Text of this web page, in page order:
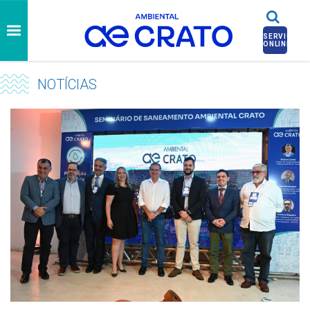
SERVIÇOS
ONLINE
NOTÍCIAS